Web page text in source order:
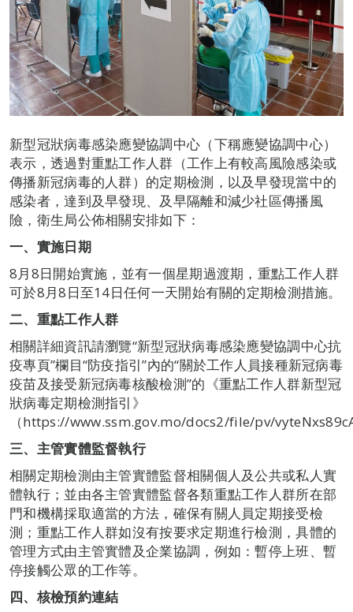
新型冠狀病毒感染應變協調中心（下稱應變協調中心）
表示，透過對重點工作人群（工作上有較高風險感染或
傳播新冠病毒的人群）的定期檢測，以及早發現當中的
感染者，達到及早發現、及早隔離和減少社區傳播風
險，衛生局公佈相關安排如下：
一、實施日期
8月8日開始實施，並有一個星期過渡期，重點工作人群
可於8月8日至14日任何一天開始有關的定期檢測措施。
二、 重點工作人群
相關詳細資訊請瀏覽“新型冠狀病毒感染應變協調中心抗
疫專頁”欄目“防疫指引”內的“關於工作人員接種新冠病毒
疫苗及接受新冠病毒核酸檢測”的《重點工作人群新型冠
狀病毒定期檢測指引》
（https://www.ssm.gov.mo/docs2/file/pv/
三、 主管實體監督執行
相關定期檢測由主管實體監督相關個人及公共或私人實
體執行；並由各主管實體監督各類重點工作人群所在部
門和機構採取適當的方法，確保有關人員定期接受檢
測；重點工作人群如沒有按要求定期進行檢測，具體的
管理方式由主管實體及企業協調，例如：暫停上班、暫
停接觸公眾的工作等。
四、核檢預約連結